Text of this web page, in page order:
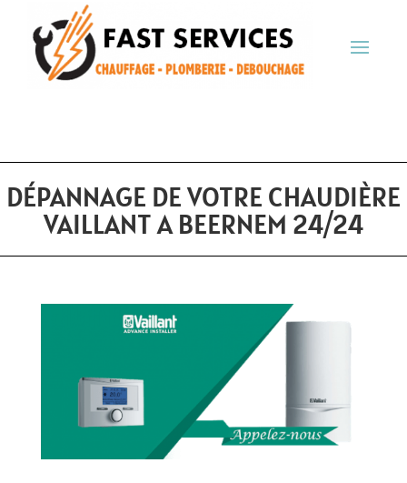
DÉPANNAGE DE VOTRE CHAUDIÈRE
VAILLANT A BEERNEM 24/24